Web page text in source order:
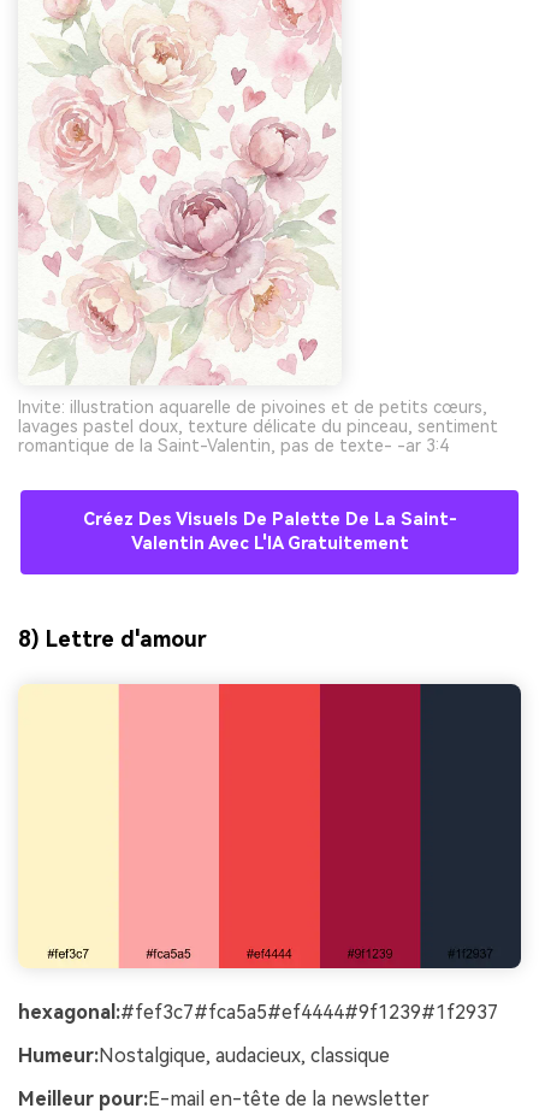
Invite: illustration aquarelle de pivoines et de petits cœurs,
lavages pastel doux, texture délicate du pinceau, sentiment
romantique de la Saint-Valentin, pas de texte- -ar 3:4
Créez Des Visuels De Palette De La Saint-
Valentin Avec L'IA Gratuitement
8) Lettre d'amour
hexagonal:#fef3c7#fca5a5#ef4444#9f1239#1f2937
Humeur:Nostalgique, audacieux, classique
Meilleur pour:E-mail en-tête de la newsletter